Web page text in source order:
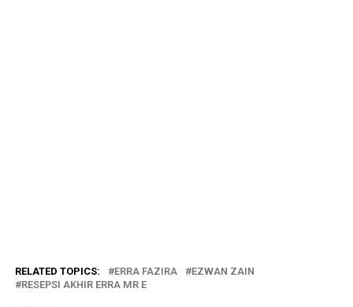
RELATED TOPICS: ERRA FAZIRA
EZWAN ZAIN
RESEPSI AKHIR ERRA MR E